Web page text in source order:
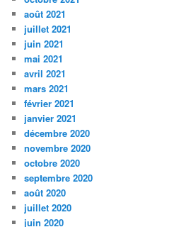
août 2021
juillet 2021
juin 2021
mai 2021
avril 2021
mars 2021
février 2021
janvier 2021
décembre 2020
novembre 2020
octobre 2020
septembre 2020
août 2020
juillet 2020
juin 2020